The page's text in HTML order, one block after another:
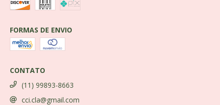
FORMAS DE ENVIO
CONTATO
(11) 99893-8663
cci.cla@gmail.com